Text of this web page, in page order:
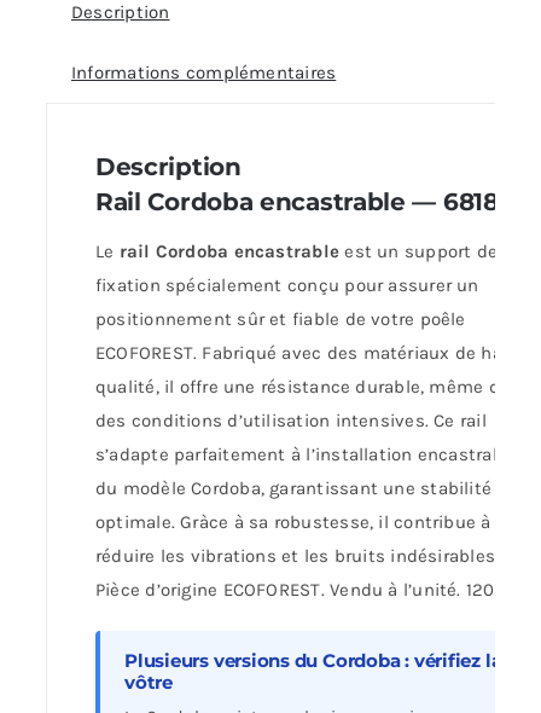
Description
Informations complémentaires
Description
Rail Cordoba encastrable — 68181
Le rail Cordoba encastrable est un support de
fixation spécialement conçu pour assurer un
positionnement sûr et fiable de votre poêle
ECOFOREST. Fabriqué avec des matériaux de haute
qualité, il offre une résistance durable, même dans
des conditions d’utilisation intensives. Ce rail
s’adapte parfaitement à l’installation encastrable
du modèle Cordoba, garantissant une stabilité
optimale. Gràce à sa robustesse, il contribue à
réduire les vibrations et les bruits indésirables.
Pièce d’origine ECOFOREST. Vendu à l’unité. 120 €.
Plusieurs versions du Cordoba : vérifiez la
vôtre